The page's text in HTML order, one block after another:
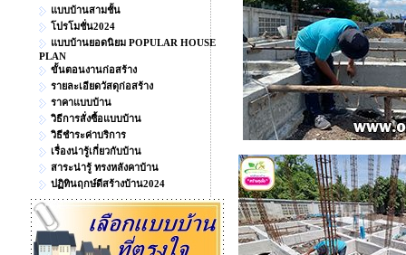
แบบบ้านสามชั้น
โปรโมชั่น2024
แบบบ้านยอดนิยม POPULAR HOUSE
PLAN
ขั้นตอนงานก่อสร้าง
รายละเอียดวัสดุก่อสร้าง
ราคาแบบบ้าน
วิธีการสั่งซื้อแบบบ้าน
วิธีชำระค่าบริการ
เรื่องน่ารู้เกี่ยวกับบ้าน
สาระน่ารู้ ทรงหลังคาบ้าน
ปฏิทินฤกษ์ดีสร้างบ้าน2024